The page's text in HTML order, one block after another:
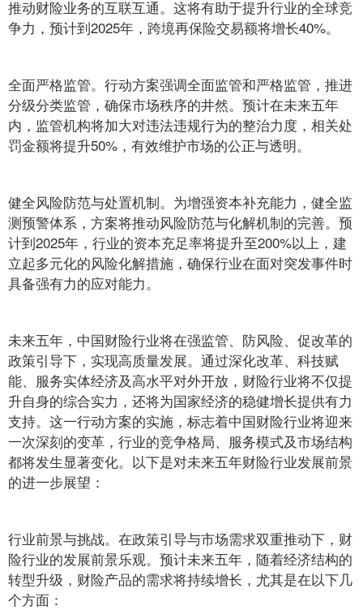
推动财险业务的互联互通。这将有助于提升行业的全球竞
争力，预计到2025年，跨境再保险交易额将增长40%。
全面严格监管。行动方案强调全面监管和严格监管，推进
分级分类监管，确保市场秩序的井然。预计在未来五年
内，监管机构将加大对违法违规行为的整治力度，相关处
罚金额将提升50%，有效维护市场的公正与透明。
健全风险防范与处置机制。为增强资本补充能力，健全监
测预警体系，方案将推动风险防范与化解机制的完善。预
计到2025年，行业的资本充足率将提升至200%以上，建
立起多元化的风险化解措施，确保行业在面对突发事件时
具备强有力的应对能力。
未来五年，中国财险行业将在强监管、防风险、促改革的
政策引导下，实现高质量发展。通过深化改革、科技赋
能、服务实体经济及高水平对外开放，财险行业将不仅提
升自身的综合实力，还将为国家经济的稳健增长提供有力
支持。这一行动方案的实施，标志着中国财险行业将迎来
一次深刻的变革，行业的竞争格局、服务模式及市场结构
都将发生显著变化。以下是对未来五年财险行业发展前景
的进一步展望：
行业前景与挑战。在政策引导与市场需求双重推动下，财
险行业的发展前景乐观。预计未来五年，随着经济结构的
转型升级，财险产品的需求将持续增长，尤其是在以下几
个方面：